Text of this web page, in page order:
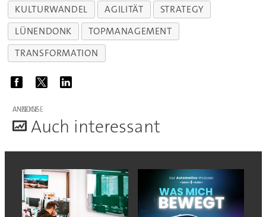
KULTURWANDEL AGILITÄT
STRATEGY
LÜNENDONK
TOPMANAGEMENT
TRANSFORMATION
ANZEIGE
Auch interessant